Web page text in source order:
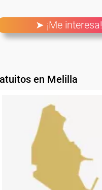
➤ ¡Me interesa!
en Melilla